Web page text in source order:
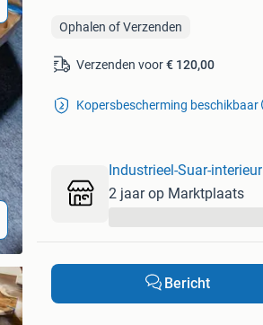
Ophalen of Verzenden
Verzenden voor€ 120,00
Kopersbescherming beschikbaar
Industrieel-Suar-interieur
2 jaar op Marktplaats
Bericht